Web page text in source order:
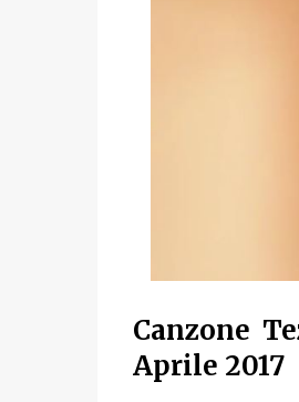
Canzone
Aprile 2017